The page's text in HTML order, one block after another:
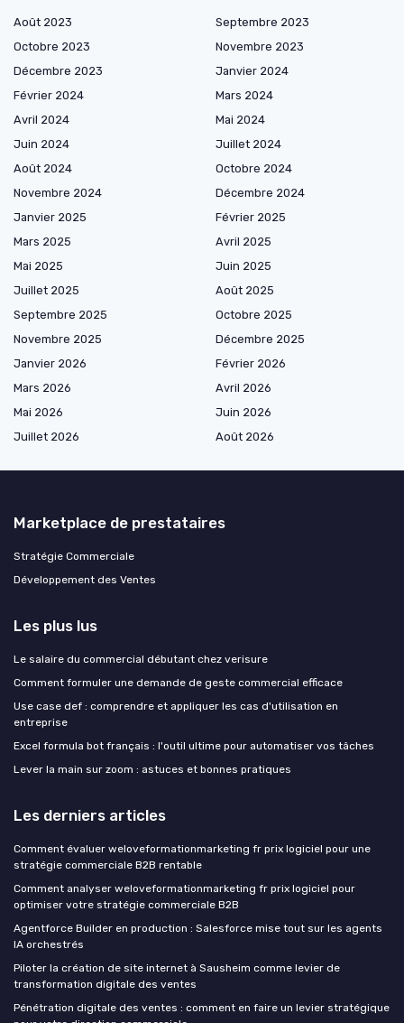
Août 2023
Septembre 2023
Octobre 2023
Novembre 2023
Décembre 2023
Janvier 2024
Février 2024
Mars 2024
Avril 2024
Mai 2024
Juin 2024
Juillet 2024
Août 2024
Octobre 2024
Novembre 2024
Décembre 2024
Janvier 2025
Février 2025
Mars 2025
Avril 2025
Mai 2025
Juin 2025
Juillet 2025
Août 2025
Septembre 2025
Octobre 2025
Novembre 2025
Décembre 2025
Janvier 2026
Février 2026
Mars 2026
Avril 2026
Mai 2026
Juin 2026
Juillet 2026
Août 2026
Marketplace de prestataires
Stratégie Commerciale
Développement des Ventes
Les plus lus
Le salaire du commercial débutant chez verisure
Comment formuler une demande de geste commercial efficace
Use case def : comprendre et appliquer les cas d'utilisation en
entreprise
Excel formula bot français : l'outil ultime pour automatiser vos tâches
Lever la main sur zoom : astuces et bonnes pratiques
Les derniers articles
Comment évaluer weloveformationmarketing fr prix logiciel pour une
stratégie commerciale B2B rentable
Comment analyser weloveformationmarketing fr prix logiciel pour
optimiser votre stratégie commerciale B2B
Agentforce Builder en production : Salesforce mise tout sur les agents
IA orchestrés
Piloter la création de site internet à Sausheim comme levier de
transformation digitale des ventes
Pénétration digitale des ventes : comment en faire un levier stratégique